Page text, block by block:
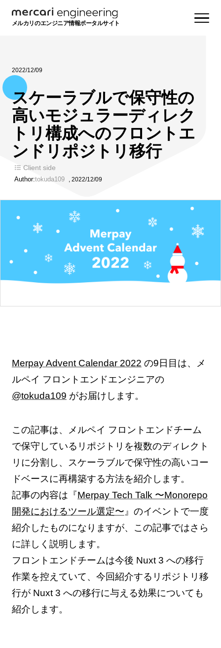
メルカリのエンジニア情報ポータルサイト
2022/12/09
スケーラブルで保守性の
高いモジュラーディレク
トリ構成へのフロントエ
ンドリポジトリ移行
Client side
Author:tokuda109 , 2022/12/09
Merpay Advent Calendar 2022 の9日目は、メ
ルペイ フロントエンドエンジニアの
@tokuda109 がお届けします。
この記事は、メルペイ フロントエンドチーム
で保守しているリポジトリを複数のディレクト
リに分割し、スケーラブルで保守性の高いコー
ドベースに再構築する方法を紹介します。
記事の内容は『Merpay Tech Talk 〜Monorepo
開発におけるツール選定〜』のイベントで一度
紹介したものになりますが、この記事ではさら
に詳しく説明します。
フロントエンドチームは今後 Nuxt 3 への移行
作業を控えていて、今回紹介するリポジトリ移
行が Nuxt 3 への移行に与える効果についても
紹介します。